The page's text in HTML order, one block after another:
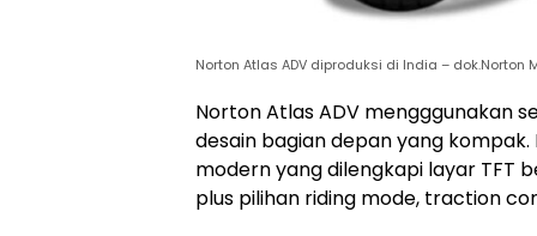
Norton Atlas ADV diproduksi di India – dok.Norton
Norton Atlas ADV mengggunakan
desain bagian depan yang
modern yang dilengkapi layar TFT
plus pilihan riding mode, traction